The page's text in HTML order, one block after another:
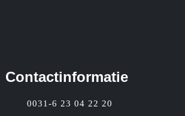
Contactinformatie
0031-6 23 04 22 20